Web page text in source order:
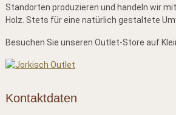
Standorten produzieren und handeln wir
Holz. Stets für eine natürlich gestaltete
Besuchen Sie unseren Outlet-Store auf
Kontaktdaten